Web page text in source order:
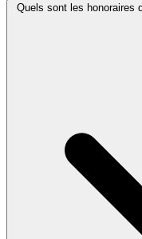
Quels sont les honoraires